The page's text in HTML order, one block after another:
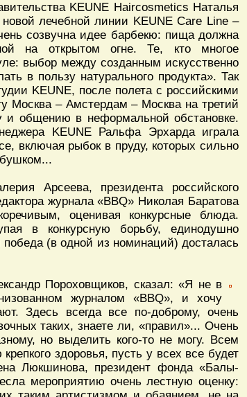
KEUNE Haircosmetics Наталья
лечебной линии KEUNE Care Line –
созвучна идее барбекю: пища должна
на открытом огне. Те, кто многое
выбор между созданным искусственно
в пользу натурального продукта». Так
KEUNE, после полета с российскими
Москва – Амстердам – Москва на третий
и общению в неформальной обстановке.
KEUNE Ральфа Эрхарда играла
включая рыбок в пруду, которых сильно
Арсеева, президента российского
журнала «BBQ» Николая Баратова
оценивая конкурсные блюда.
в конкурсную борьбу, единодушно
(в одной из номинаций) досталась
Пороховщиков, сказал: «Я не в
журналом «BBQ», и хочу
Здесь всегда все по-доброму, очень
таких, знаете ли, «правил»... Очень
но выделить кого-то не могу. Всем
здоровья, пусть у всех все будет
Люкшинова, президент фонда «Балы-
мероприятию очень лестную оценку: